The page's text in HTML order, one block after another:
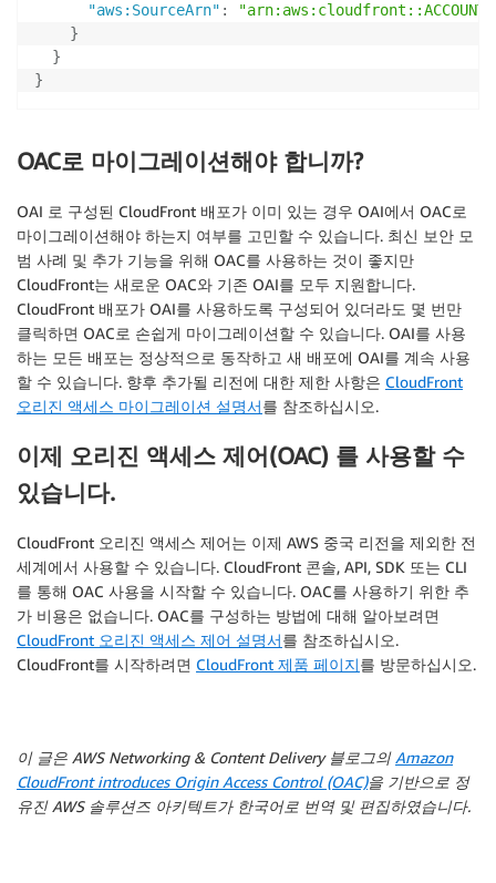
"aws:SourceArn" :
}
}
}
OAC로 마이그레이션해야 합니까?
OAI 로 구성된 CloudFront 배포가 이미 있는 경우 OAI에서 OAC로
마이그레이션해야 하는지 여부를 고민할 수 있습니다. 최신 보안 모
범 사례 및 추가 기능을 위해 OAC를 사용하는 것이 좋지만
CloudFront는 새로운 OAC와 기존 OAI를 모두 지원합니다.
CloudFront 배포가 OAI를 사용하도록 구성되어 있더라도 몇 번만
클릭하면 OAC로 손쉽게 마이그레이션할 수 있습니다. OAI를 사용
하는 모든 배포는 정상적으로 동작하고 새 배포에 OAI를 계속 사용
할 수 있습니다. 향후 추가될 리전에 대한 제한 사항은 CloudFront
오리진 액세스 마이그레이션 설명서를 참조하십시오.
이제 오리진 액세스 제어(OAC) 를 사용할 수
있습니다.
CloudFront 오리진 액세스 제어는 이제 AWS 중국 리전을 제외한 전
세계에서 사용할 수 있습니다. CloudFront 콘솔, API, SDK 또는 CLI
를 통해 OAC 사용을 시작할 수 있습니다. OAC를 사용하기 위한 추
가 비용은 없습니다. OAC를 구성하는 방법에 대해 알아보려면
CloudFront 오리진 액세스 제어 설명서를 참조하십시오.
CloudFront를 시작하려면 CloudFront 제품 페이지를 방문하십시오.
이 글은 AWS Networking & Content Delivery 블로그의 Amazon
CloudFront introduces Origin Access Control (OAC)을 기반으로 정
유진 AWS 솔루션즈 아키텍트가 한국어로 번역 및 편집하였습니다.